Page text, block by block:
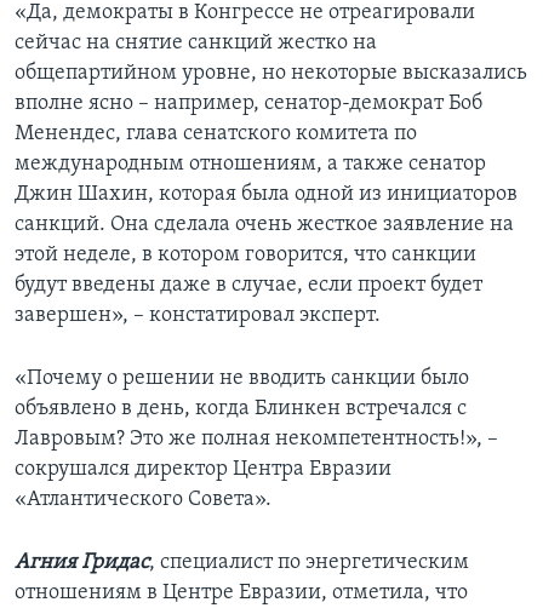
«Да, демократы в Конгрессе не отреагировали
сейчас на снятие санкций жестко на
общепартийном уровне, но некоторые высказались
вполне ясно – например, сенатор-демократ Боб
Менендес, глава сенатского комитета по
международным отношениям, а также сенатор
Джин Шахин, которая была одной из инициаторов
санкций. Она сделала очень жесткое заявление на
этой неделе, в котором говорится, что санкции
будут введены даже в случае, если проект будет
завершен», – констатировал эксперт.
«Почему о решении не вводить санкции было
объявлено в день, когда Блинкен встречался с
Лавровым? Это же полная некомпетентность!», –
сокрушался директор Центра Евразии
«Атлантического Совета».
Агния Гридас, специалист по энергетическим
отношениям в Центре Евразии, отметила, что